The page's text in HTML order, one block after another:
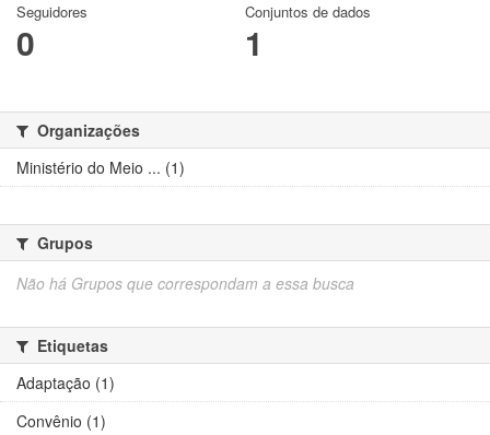
Seguidores
0
Conjuntos de dados
1
Organizações
Ministério do Meio ... (1)
Grupos
Não há Grupos que correspondam a essa busca
Etiquetas
Adaptação (1)
Convênio (1)